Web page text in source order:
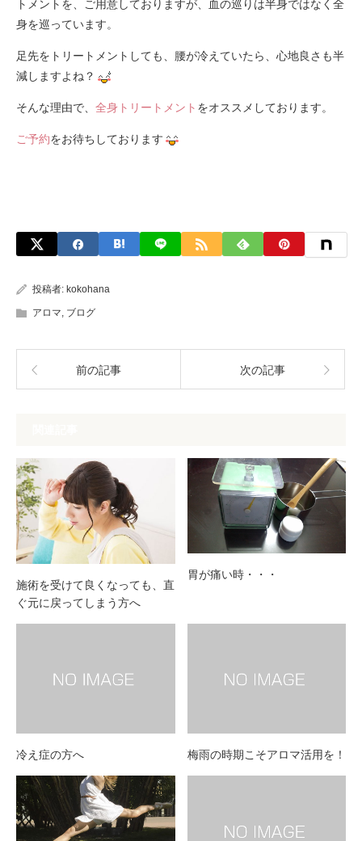
トメントを、ご用意しておりますが、血の巡りは半身ではなく全
身を巡っています。
足先をトリートメントしても、腰が冷えていたら、心地良さも半
減しますよね？
そんな理由で、 全身トリートメント をオススメしております。
ご予約をお待ちしております
投稿者: kokohana
アロマ, ブログ
前の記事 次の記事
施術を受けて良くなっても、直
ぐ元に戻ってしまう方へ
胃が痛い時・・・
冷え症の方へ 梅雨の時期こそアロマ活用を！